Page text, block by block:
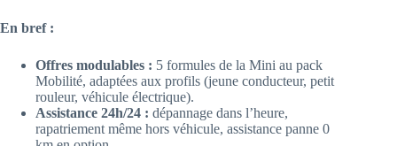
En bref :
Offres modulables : 5 formules de la Mini au pack
Mobilité, adaptées aux profils (jeune conducteur, petit
rouleur, véhicule électrique).
Assistance 24h/24 : dépannage dans l’heure,
rapatriement même hors véhicule, assistance panne 0